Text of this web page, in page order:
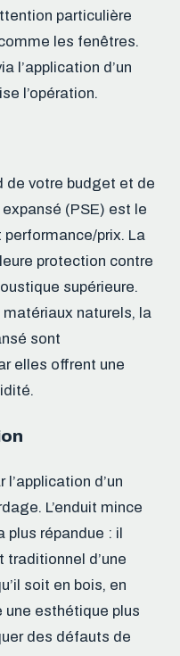
particulière
les fenêtres.
l’application d’un
l’opération.
de votre budget et de
(PSE) est le
performance/prix. La
protection contre
supérieure.
naturels, la
sont
elles offrent une
d’un
L’enduit mince
plus répandue : il
traditionnel d’une
soit en bois, en
esthétique plus
des défauts de